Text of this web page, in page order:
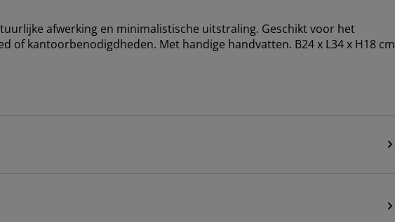
afwerking en minimalistische uitstraling. Geschikt voor het
of kantoorbenodigdheden. Met handige handvatten. B24 x L34 x H18 cm